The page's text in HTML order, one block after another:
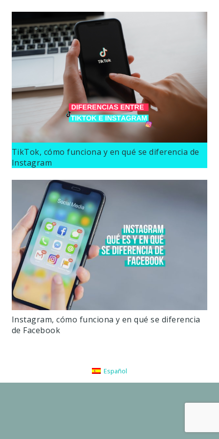
TikTok, cómo funciona y en qué se diferencia de
Instagram
Instagram, cómo funciona y en qué se diferencia
de Facebook
Español